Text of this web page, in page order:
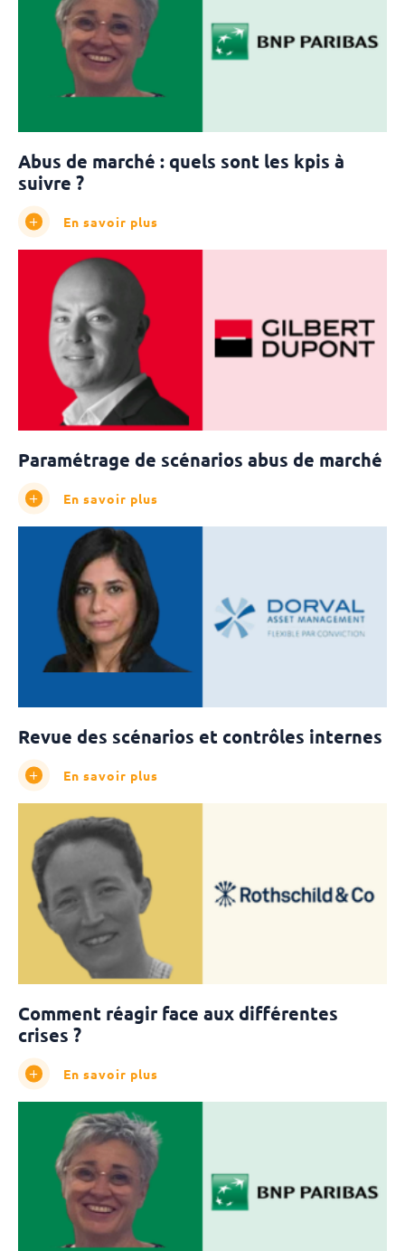
Abus de marché : quels sont les kpis à
suivre ?
En savoir plus
Paramétrage de scénarios abus de marché
En savoir plus
Revue des scénarios et contrôles internes
En savoir plus
Comment réagir face aux différentes
crises ?
En savoir plus